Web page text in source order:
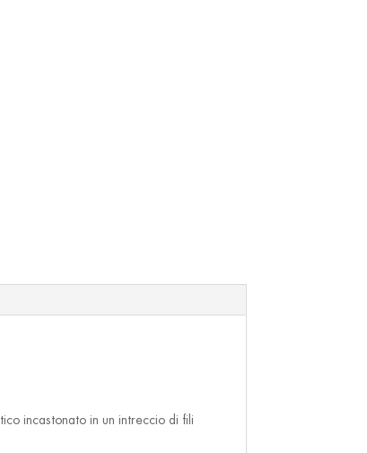
incastonato in un intreccio di fili